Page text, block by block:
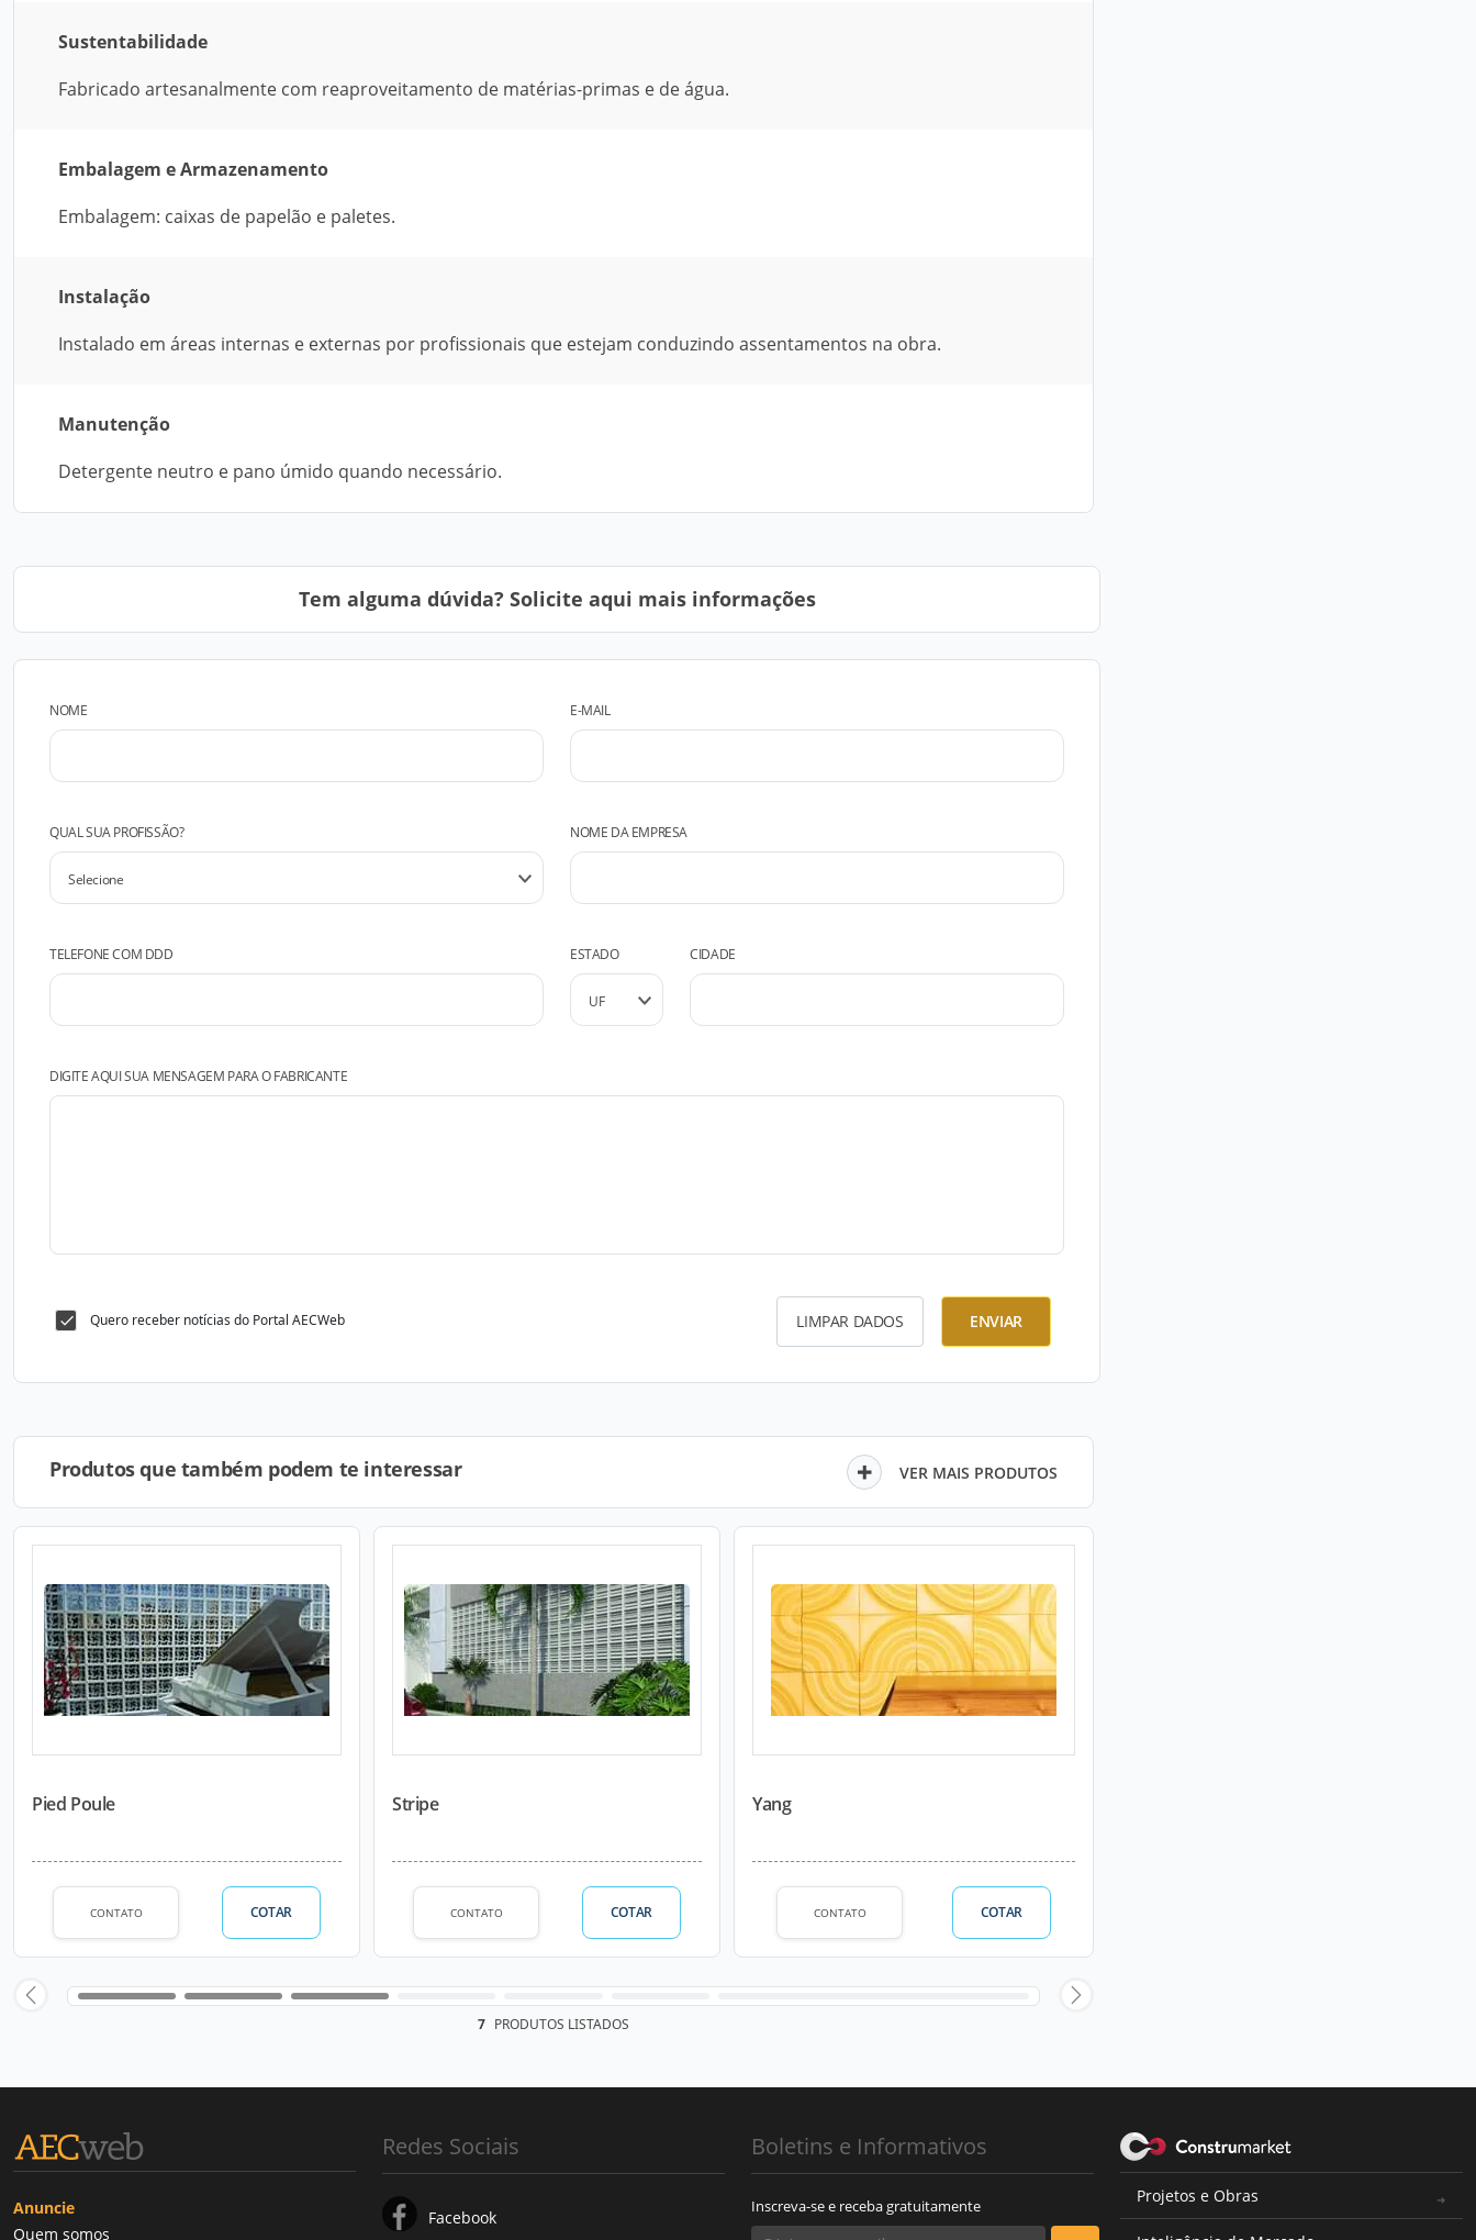
Sustentabilidade
Fabricado artesanalmente com reaproveitamento de matérias-primas e de água.
Embalagem e Armazenamento
Embalagem: caixas de papelão e paletes.
Instalação
Instalado em áreas internas e externas por profissionais que estejam conduzindo assentamentos na obra.
Manutenção
Detergente neutro e pano úmido quando necessário.
Tem alguma dúvida? Solicite aqui mais informações
NOME E-MAIL
QUAL SUA PROFISSÃO? NOME DA EMPRESA
TELEFONE COM DDD ESTADO CIDADE
DIGITE AQUI SUA MENSAGEM PARA O FABRICANTE
Quero receber notícias do Portal AECWeb LIMPAR DADOS ENVIAR
Produtos que também podem te interessar VER MAIS PRODUTOS
Pied Poule
CONTATO COTAR
Stripe
CONTATO COTAR
Yang
CONTATO COTAR
7 PRODUTOS LISTADOS
Anuncie
Quem somos
Redes Sociais
Facebook
Boletins e Informativos
Inscreva-se e receba gratuitamente
Projetos e Obras